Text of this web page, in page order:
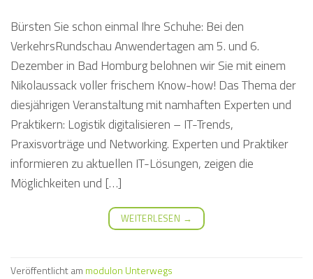
Bürsten Sie schon einmal Ihre Schuhe: Bei den
VerkehrsRundschau Anwendertagen am 5. und 6.
Dezember in Bad Homburg belohnen wir Sie mit einem
Nikolaussack voller frischem Know-how! Das Thema der
diesjährigen Veranstaltung mit namhaften Experten und
Praktikern: Logistik digitalisieren – IT-Trends,
Praxisvorträge und Networking. Experten und Praktiker
informieren zu aktuellen IT-Lösungen, zeigen die
Möglichkeiten und […]
WEITERLESEN →
Veröffentlicht am modulon Unterwegs